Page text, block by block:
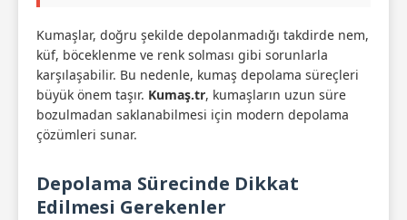
Kumaşlar, doğru şekilde depolanmadığı takdirde nem,
küf, böceklenme ve renk solması gibi sorunlarla
karşılaşabilir. Bu nedenle, kumaş depolama süreçleri
büyük önem taşır. Kumaş.tr, kumaşların uzun süre
bozulmadan saklanabilmesi için modern depolama
çözümleri sunar.
Depolama Sürecinde Dikkat
Edilmesi Gerekenler